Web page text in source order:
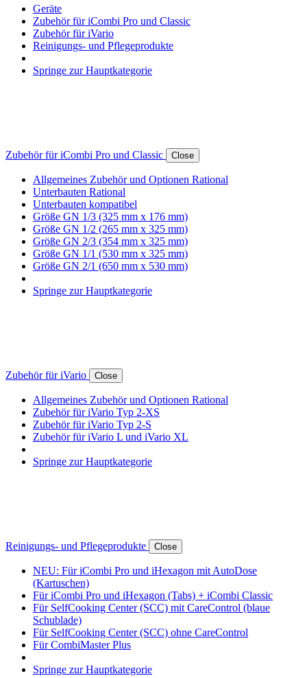
Geräte
Zubehör für iCombi Pro und Classic
Zubehör für iVario
Reinigungs- und Pflegeprodukte
Springe zur Hauptkategorie
Zubehör für iCombi Pro und Classic Close
Allgemeines Zubehör und Optionen Rational
Unterbauten Rational
Unterbauten kompatibel
Größe GN 1/3 (325 mm x 176 mm)
Größe GN 1/2 (265 mm x 325 mm)
Größe GN 2/3 (354 mm x 325 mm)
Größe GN 1/1 (530 mm x 325 mm)
Größe GN 2/1 (650 mm x 530 mm)
Springe zur Hauptkategorie
Zubehör für iVario Close
Allgemeines Zubehör und Optionen Rational
Zubehör für iVario Typ 2-XS
Zubehör für iVario Typ 2-S
Zubehör für iVario L und iVario XL
Springe zur Hauptkategorie
Reinigungs- und Pflegeprodukte Close
NEU: Für iCombi Pro und iHexagon mit AutoDose
(Kartuschen)
Für iCombi Pro und iHexagon (Tabs) + iCombi Classic
Für SelfCooking Center (SCC) mit CareControl (blaue
Schublade)
Für SelfCooking Center (SCC) ohne CareControl
Für CombiMaster Plus
Springe zur Hauptkategorie